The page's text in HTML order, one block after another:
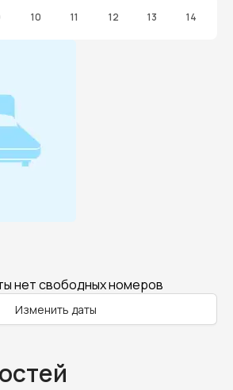
10 11 12 13 14
нет свободных номеров
Изменить даты